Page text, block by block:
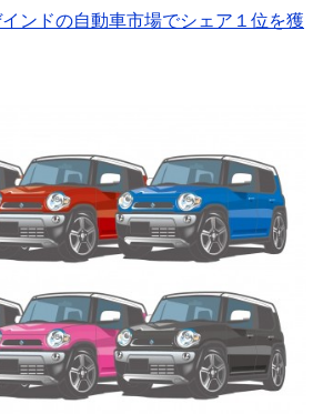
ンドの自動車市場でシェア１位を獲